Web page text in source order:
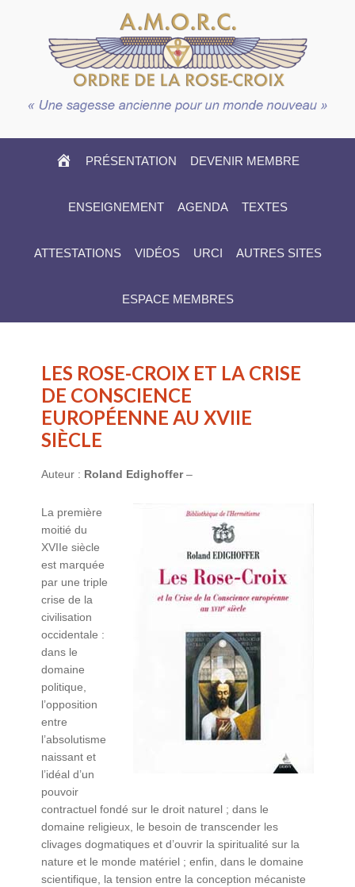
HOME
PRÉSENTATION DEVENIR MEMBRE
ENSEIGNEMENT AGENDA TEXTES
ATTESTATIONS VIDÉOS URCI AUTRES SITES
ESPACE MEMBRES
LES ROSE-CROIX ET LA CRISE
DE CONSCIENCE
EUROPÉENNE AU XVIIE
SIÈCLE
Auteur : Roland Edighoffer–
La première
moitié du
XVIIe siècle
est marquée
par une triple
crise de la
civilisation
occidentale :
dans le
domaine
politique,
l’opposition
entre
l’absolutisme
naissant et
l’idéal d’un
pouvoir
contractuel fondé sur le droit naturel ; dans le
domaine religieux, le besoin de transcender les
clivages dogmatiques et d’ouvrir la spiritualité sur la
nature et le monde matériel ; enfin, dans le domaine
scientifique, la tension entre la conception mécaniste